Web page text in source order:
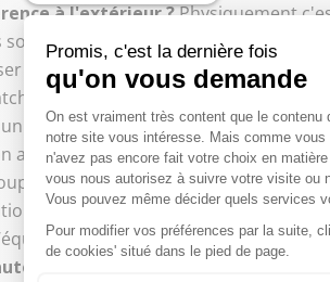
à l'extérieur ?Physiquement
très éprouvés depuis quelques
des problèmes dans ce
contre Grenoble. On a intérêt
rugby complet même si ce n’est pas
ait plusieurs cordes à notre arc dont
s'adapter à nos qualités plutôt qu'à
de l'équipe. L’intérêt d'avoir un
que l'on va jouer.Le gros point
en moyenne ? Comment